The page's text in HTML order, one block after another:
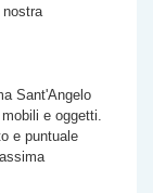
Sant'Angelo
e oggetti.
e puntuale